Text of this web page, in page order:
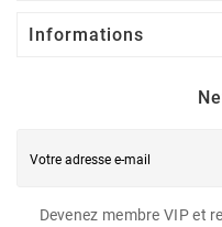
Informations
Devenez membre VIP et